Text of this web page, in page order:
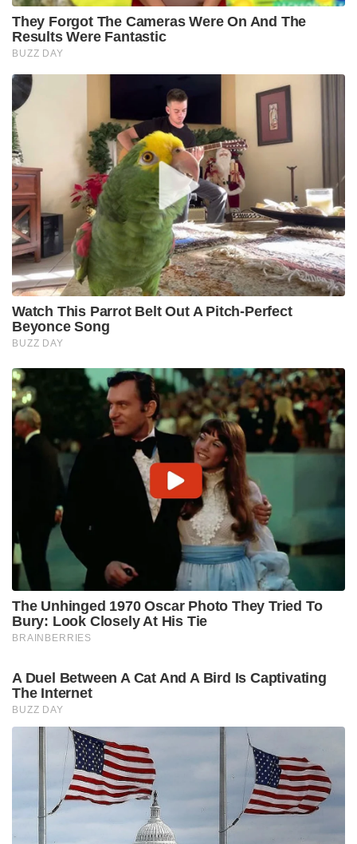
They Forgot The Cameras Were On And The
Results Were Fantastic
BUZZ DAY
Watch This Parrot Belt Out A Pitch-Perfect
Beyonce Song
BUZZ DAY
The Unhinged 1970 Oscar Photo They Tried To
Bury: Look Closely At His Tie
BRAINBERRIES
A Duel Between A Cat And A Bird Is Captivating
The Internet
BUZZ DAY